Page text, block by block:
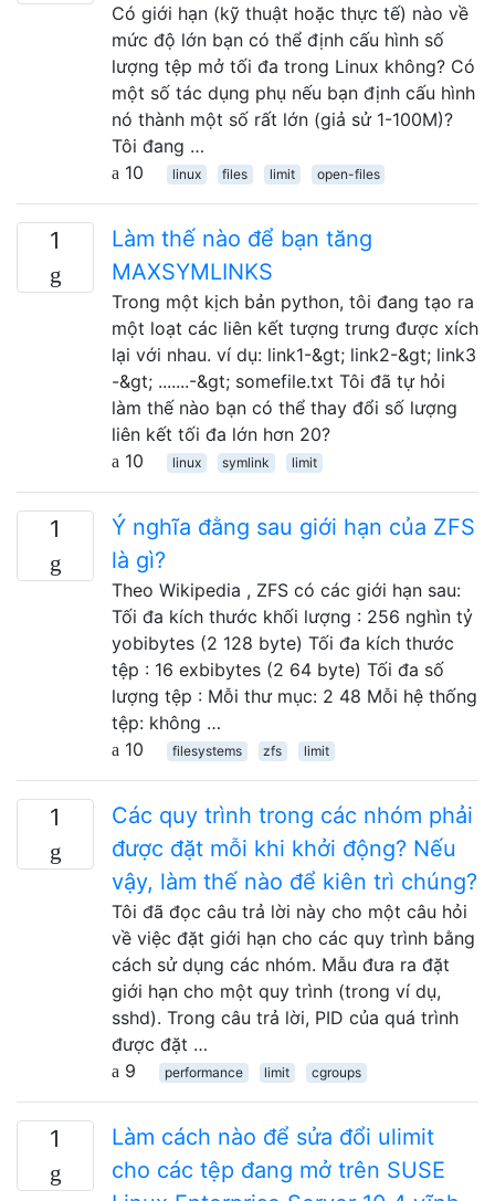
Có giới hạn (kỹ thuật hoặc thực tế) nào về
mức độ lớn bạn có thể định cấu hình số
lượng tệp mở tối đa trong Linux không? Có
một số tác dụng phụ nếu bạn định cấu hình
nó thành một số rất lớn (giả sử 1-100M)?
Tôi đang …
10
linux files limit open-files
1
Làm thế nào để bạn tăng
MAXSYMLINKS
Trong một kịch bản python, tôi đang tạo ra
một loạt các liên kết tượng trưng được xích
lại với nhau. ví dụ: link1-&gt; link2-&gt; link3
-&gt; .......-&gt; somefile.txt Tôi đã tự hỏi
làm thế nào bạn có thể thay đổi số lượng
liên kết tối đa lớn hơn 20?
10
linux symlink limit
1
Ý nghĩa đằng sau giới hạn của ZFS
là gì?
Theo Wikipedia , ZFS có các giới hạn sau:
Tối đa kích thước khối lượng : 256 nghìn tỷ
yobibytes (2 128 byte) Tối đa kích thước
tệp : 16 exbibytes (2 64 byte) Tối đa số
lượng tệp : Mỗi thư mục: 2 48 Mỗi hệ thống
tệp: không …
10
filesystems zfs limit
1
Các quy trình trong các nhóm phải
được đặt mỗi khi khởi động? Nếu
vậy, làm thế nào để kiên trì chúng?
Tôi đã đọc câu trả lời này cho một câu hỏi
về việc đặt giới hạn cho các quy trình bằng
cách sử dụng các nhóm. Mẫu đưa ra đặt
giới hạn cho một quy trình (trong ví dụ,
sshd). Trong câu trả lời, PID của quá trình
được đặt …
9
performance limit cgroups
1
Làm cách nào để sửa đổi ulimit
cho các tệp đang mở trên SUSE